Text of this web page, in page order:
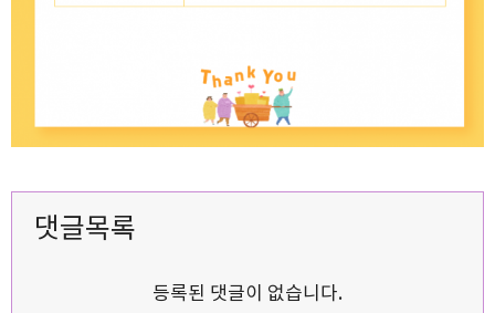
댓글목록
등록된 댓글이 없습니다.